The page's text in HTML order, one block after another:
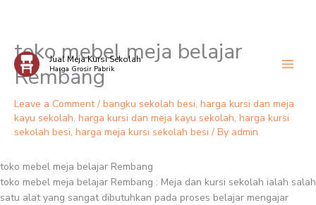
Skip
content
Jual Meja Kursi Sekolah
Harga Grosir Pabrik
toko mebel meja belajar
Rembang
Leave a Comment / bangku sekolah besi, harga kursi dan meja
kayu sekolah, harga kursi dan meja kayu sekolah, harga kursi
sekolah besi, harga meja kursi sekolah besi / By admin
toko mebel meja belajar Rembang
toko mebel meja belajar Rembang : Meja dan kursi sekolah ialah salah
satu alat yang sangat dibutuhkan pada proses belajar mengajar